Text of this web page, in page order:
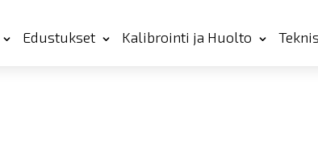
Edustukset Kalibrointi ja Huolto